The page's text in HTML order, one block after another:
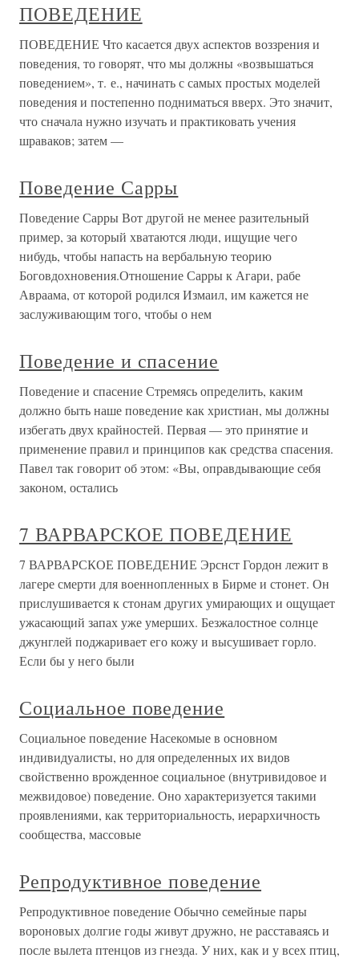
ПОВЕДЕНИЕ
ПОВЕДЕНИЕ Что касается двух аспектов воззрения и
поведения, то говорят, что мы должны «возвышаться
поведением», т. е., начинать с самых простых моделей
поведения и постепенно подниматься вверх. Это значит,
что сначала нужно изучать и практиковать учения
шраваков; затем —
Поведение Сарры
Поведение Сарры Вот другой не менее разительный
пример, за который хватаются люди, ищущие чего
нибудь, чтобы напасть на вербальную теорию
Боговдохновения.Отношение Сарры к Агари, рабе
Авраама, от которой родился Измаил, им кажется не
заслуживающим того, чтобы о нем
Поведение и спасение
Поведение и спасение Стремясь определить, каким
должно быть наше поведение как христиан, мы должны
избегать двух крайностей. Первая — это принятие и
применение правил и принципов как средства спасения.
Павел так говорит об этом: «Вы, оправдывающие себя
законом, остались
7 ВАРВАРСКОЕ ПОВЕДЕНИЕ
7 ВАРВАРСКОЕ ПОВЕДЕНИЕ Эрснст Гордон лежит в
лагере смерти для военнопленных в Бирме и стонет. Он
прислушивается к стонам других умирающих и ощущает
ужасающий запах уже умерших. Безжалостное солнце
джунглей поджаривает его кожу и высушивает горло.
Если бы у него были
Социальное поведение
Социальное поведение Насекомые в основном
индивидуалисты, но для определенных их видов
свойственно врожденное социальное (внутривидовое и
межвидовое) поведение. Оно характеризуется такими
проявлениями, как территориальность, иерархичность
сообщества, массовые
Репродуктивное поведение
Репродуктивное поведение Обычно семейные пары
вороновых долгие годы живут дружно, не расставаясь и
после вылета птенцов из гнезда. У них, как и у всех птиц,